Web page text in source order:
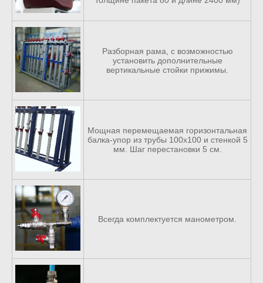
Разборная рама, с возможностью
установить дополнительные
вертикальные стойки прижимы.
Мощная перемещаемая горизонтальная
балка-упор из трубы 100х100 и стенкой 5
мм. Шаг перестановки 5 см.
Всегда комплектуется манометром.